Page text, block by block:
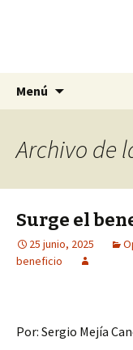
La Yunta
La nueva
Menú
Archivo de
Surge el
25 junio, 2025
beneficio
Por: Sergio Mejía